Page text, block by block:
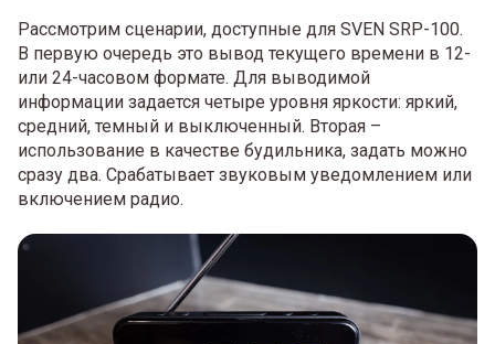
Рассмотрим сценарии, доступные для SVEN SRP-100.
В первую очередь это вывод текущего времени в 12-
или 24-часовом формате. Для выводимой
информации задается четыре уровня яркости: яркий,
средний, темный и выключенный. Вторая –
использование в качестве будильника, задать можно
сразу два. Срабатывает звуковым уведомлением или
включением радио.